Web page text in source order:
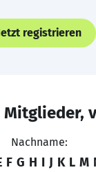
registrieren
Mitglieder,
Nachname:
F G H I J K L M